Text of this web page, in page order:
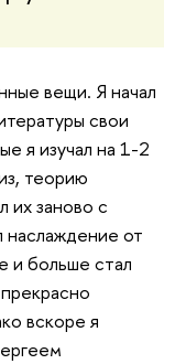
вещи. Я начал
свои
я изучал на 1-2
теорию
их заново с
от
и больше стал
вскоре я